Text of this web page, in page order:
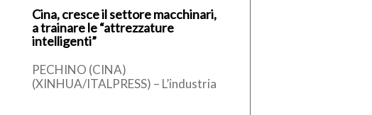
Cina, cresce il settore macchinari,
a trainare le “attrezzature
intelligenti”
PECHINO (CINA)
(XINHUA/ITALPRESS) – L’industria